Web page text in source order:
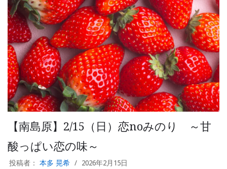
【南島原】2/15（日）恋noみのり ～甘
酸っぱい恋の味～
投稿者： 本多 晃希 2026年2月15日